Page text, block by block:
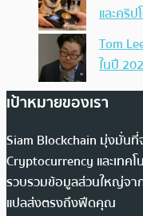
และคริ
Tom
ในปี
เป้าหมายของเรา
Siam Blockchain มุ่งมั่นที่
Cryptocurrency และเทค
รวบรวมข้อมูลส่วนใหญ่จาก
แปลส่งตรงถึงฟีดคุณ